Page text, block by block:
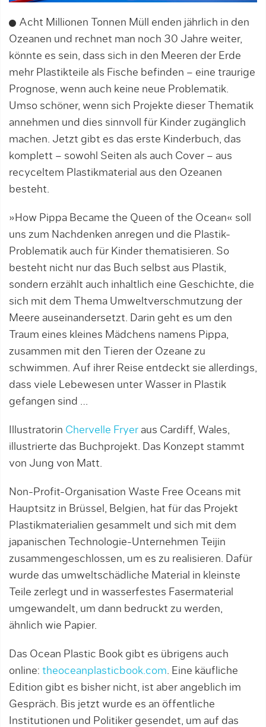
Acht Millionen Tonnen Müll enden jährlich in den
Ozeanen und rechnet man noch 30 Jahre weiter,
könnte es sein, dass sich in den Meeren der Erde
mehr Plastikteile als Fische befinden – eine traurige
Prognose, wenn auch keine neue Problematik.
Umso schöner, wenn sich Projekte dieser Thematik
annehmen und dies sinnvoll für Kinder zugänglich
machen. Jetzt gibt es das erste Kinderbuch, das
komplett – sowohl Seiten als auch Cover – aus
recyceltem Plastikmaterial aus den Ozeanen
besteht.
»How Pippa Became the Queen of the Ocean« soll
uns zum Nachdenken anregen und die Plastik-
Problematik auch für Kinder thematisieren. So
besteht nicht nur das Buch selbst aus Plastik,
sondern erzählt auch inhaltlich eine Geschichte, die
sich mit dem Thema Umweltverschmutzung der
Meere auseinandersetzt. Darin geht es um den
Traum eines kleines Mädchens namens Pippa,
zusammen mit den Tieren der Ozeane zu
schwimmen. Auf ihrer Reise entdeckt sie allerdings,
dass viele Lebewesen unter Wasser in Plastik
gefangen sind …
Illustratorin Chervelle Fryer aus Cardiff, Wales,
illustrierte das Buchprojekt. Das Konzept stammt
von Jung von Matt.
Non-Profit-Organisation Waste Free Oceans mit
Hauptsitz in Brüssel, Belgien, hat für das Projekt
Plastikmaterialien gesammelt und sich mit dem
japanischen Technologie-Unternehmen Teijin
zusammengeschlossen, um es zu realisieren. Dafür
wurde das umweltschädliche Material in kleinste
Teile zerlegt und in wasserfestes Fasermaterial
umgewandelt, um dann bedruckt zu werden,
ähnlich wie Papier.
Das Ocean Plastic Book gibt es übrigens auch
online: theoceanplasticbook.com. Eine käufliche
Edition gibt es bisher nicht, ist aber angeblich im
Gespräch. Bis jetzt wurde es an öffentliche
Institutionen und Politiker gesendet, um auf das